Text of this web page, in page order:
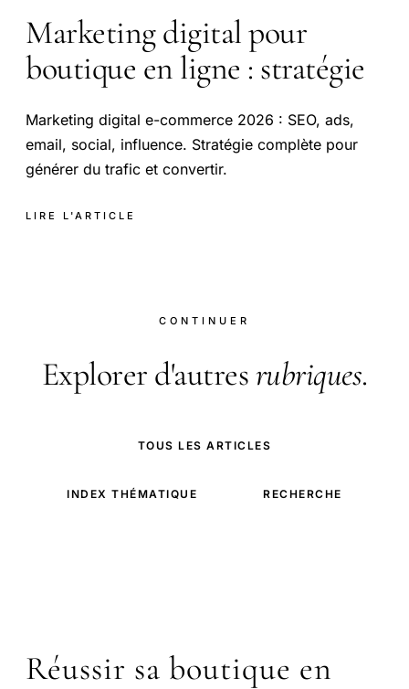
Marketing digital pour
boutique en ligne : stratégie
Marketing digital e-commerce 2026 : SEO, ads,
email, social, influence. Stratégie complète pour
générer du trafic et convertir.
LIRE L'ARTICLE
CONTINUER
Explorer d'autresrubriques.
TOUS LES ARTICLES
INDEX THÉMATIQUE RECHERCHE
Réussir sa boutique en